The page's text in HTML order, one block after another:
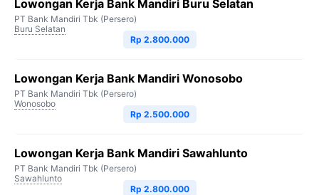
Lowongan Kerja Bank Mandiri Buru Selatan
PT Bank Mandiri Tbk (Persero)
Buru Selatan
Rp 2.800.000
Lowongan Kerja Bank Mandiri Wonosobo
PT Bank Mandiri Tbk (Persero)
Wonosobo
Rp 2.500.000
Lowongan Kerja Bank Mandiri Sawahlunto
PT Bank Mandiri Tbk (Persero)
Sawahlunto
Rp 2.800.000